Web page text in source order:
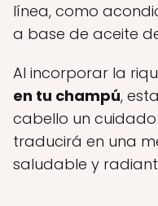
línea, como
a base de aceite
Al incorporar la
en tu champú,
cabello un
traducirá en una
saludable y